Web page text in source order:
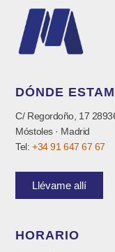
DÓNDE
C/ Regordoño, 17
Móstoles · Madrid
Tel:+34 91 647 67 67
Llévame allí
HORARIO